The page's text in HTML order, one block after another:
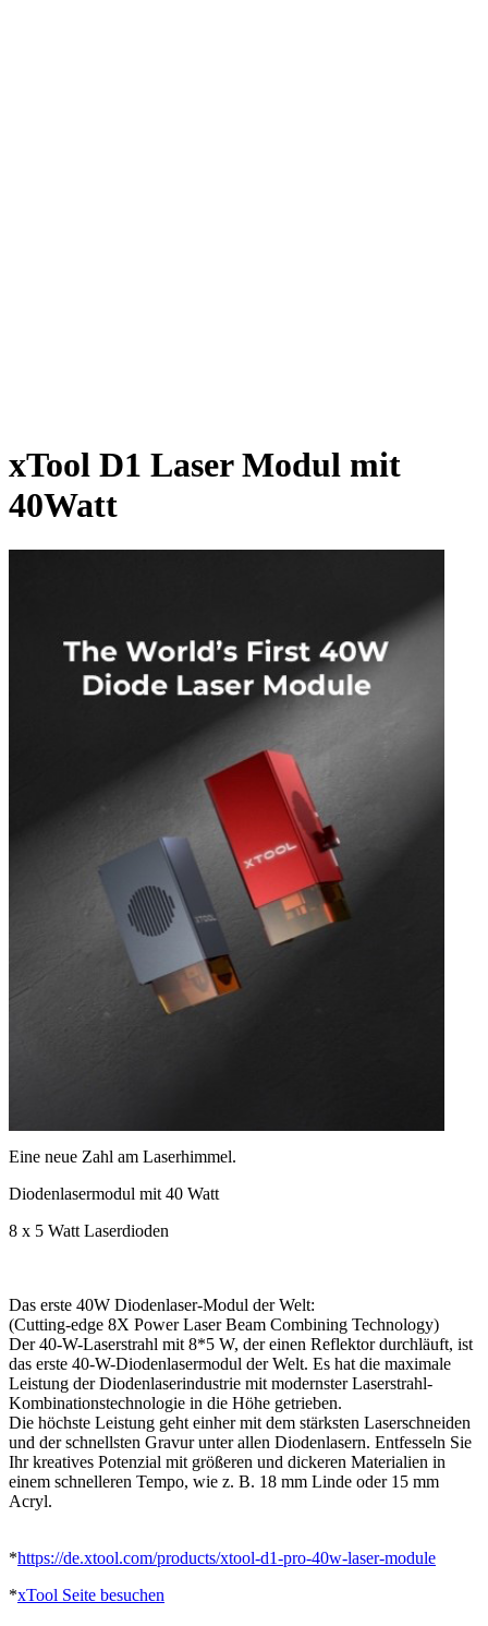
xTool D1 Laser Modul mit
40Watt
Eine neue Zahl am Laserhimmel.
Diodenlasermodul mit 40 Watt
8 x 5 Watt Laserdioden
Das erste 40W Diodenlaser-Modul der Welt:
(Cutting-edge 8X Power Laser Beam Combining Technology)
Der 40-W-Laserstrahl mit 8*5 W, der einen Reflektor durchläuft, ist
das erste 40-W-Diodenlasermodul der Welt. Es hat die maximale
Leistung der Diodenlaserindustrie mit modernster Laserstrahl-
Kombinationstechnologie in die Höhe getrieben.
Die höchste Leistung geht einher mit dem stärksten Laserschneiden
und der schnellsten Gravur unter allen Diodenlasern. Entfesseln Sie
Ihr kreatives Potenzial mit größeren und dickeren Materialien in
einem schnelleren Tempo, wie z. B. 18 mm Linde oder 15 mm
Acryl.
*https://de.xtool.com/products/xtool-d1-pro-40w-laser-module
*xTool Seite besuchen